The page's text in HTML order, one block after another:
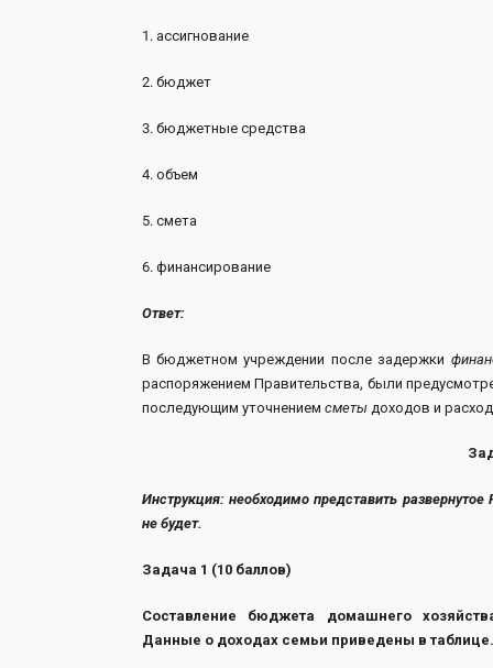
1. ассигнование
2. бюджет
3. бюджетные средства
4. объем
5. смета
6. финансирование
Ответ:
В бюджетном учреждении после задержки
распоряжением Правительства, были
последующим уточнением сметыдоходов и
Инструкция: необходимо представить
не будет.
Задача 1 (10 баллов)
Составление бюджета домашнего
Данные о доходах семьи приведены в таблице.